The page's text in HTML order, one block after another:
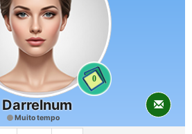
0
Darrelnum
Muito tempo